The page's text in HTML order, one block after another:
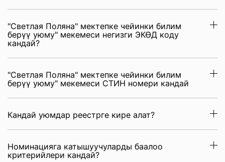
"Светлая Поляна" мектепке чейинки билим
берүү уюму" мекемеси негизги ЭКӨД коду
кандай?
"Светлая Поляна" мектепке чейинки билим
берүү уюму" мекемеси СТИН номери кандай
Кандай уюмдар реестрге кире алат?
Номинацияга катышуучуларды баалоо
критерийлери кандай?